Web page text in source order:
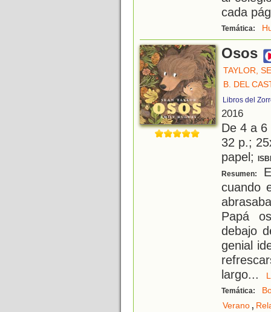
cada
Temática:
Osos
TAYLOR,
B. DEL
Libros del
2016
De 4 a
32 p.;
papel;
Resumen:
cuando
Papá
debajo
genial
largo...
Temática:
Verano,